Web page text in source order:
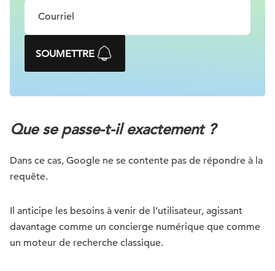
SOUMETTRE
Que se passe-t-il exactement ?
Dans ce cas, Google ne se contente pas de répondre à la
requête.
Il anticipe les besoins à venir de l’utilisateur, agissant
davantage comme un concierge numérique que comme
un moteur de recherche classique.